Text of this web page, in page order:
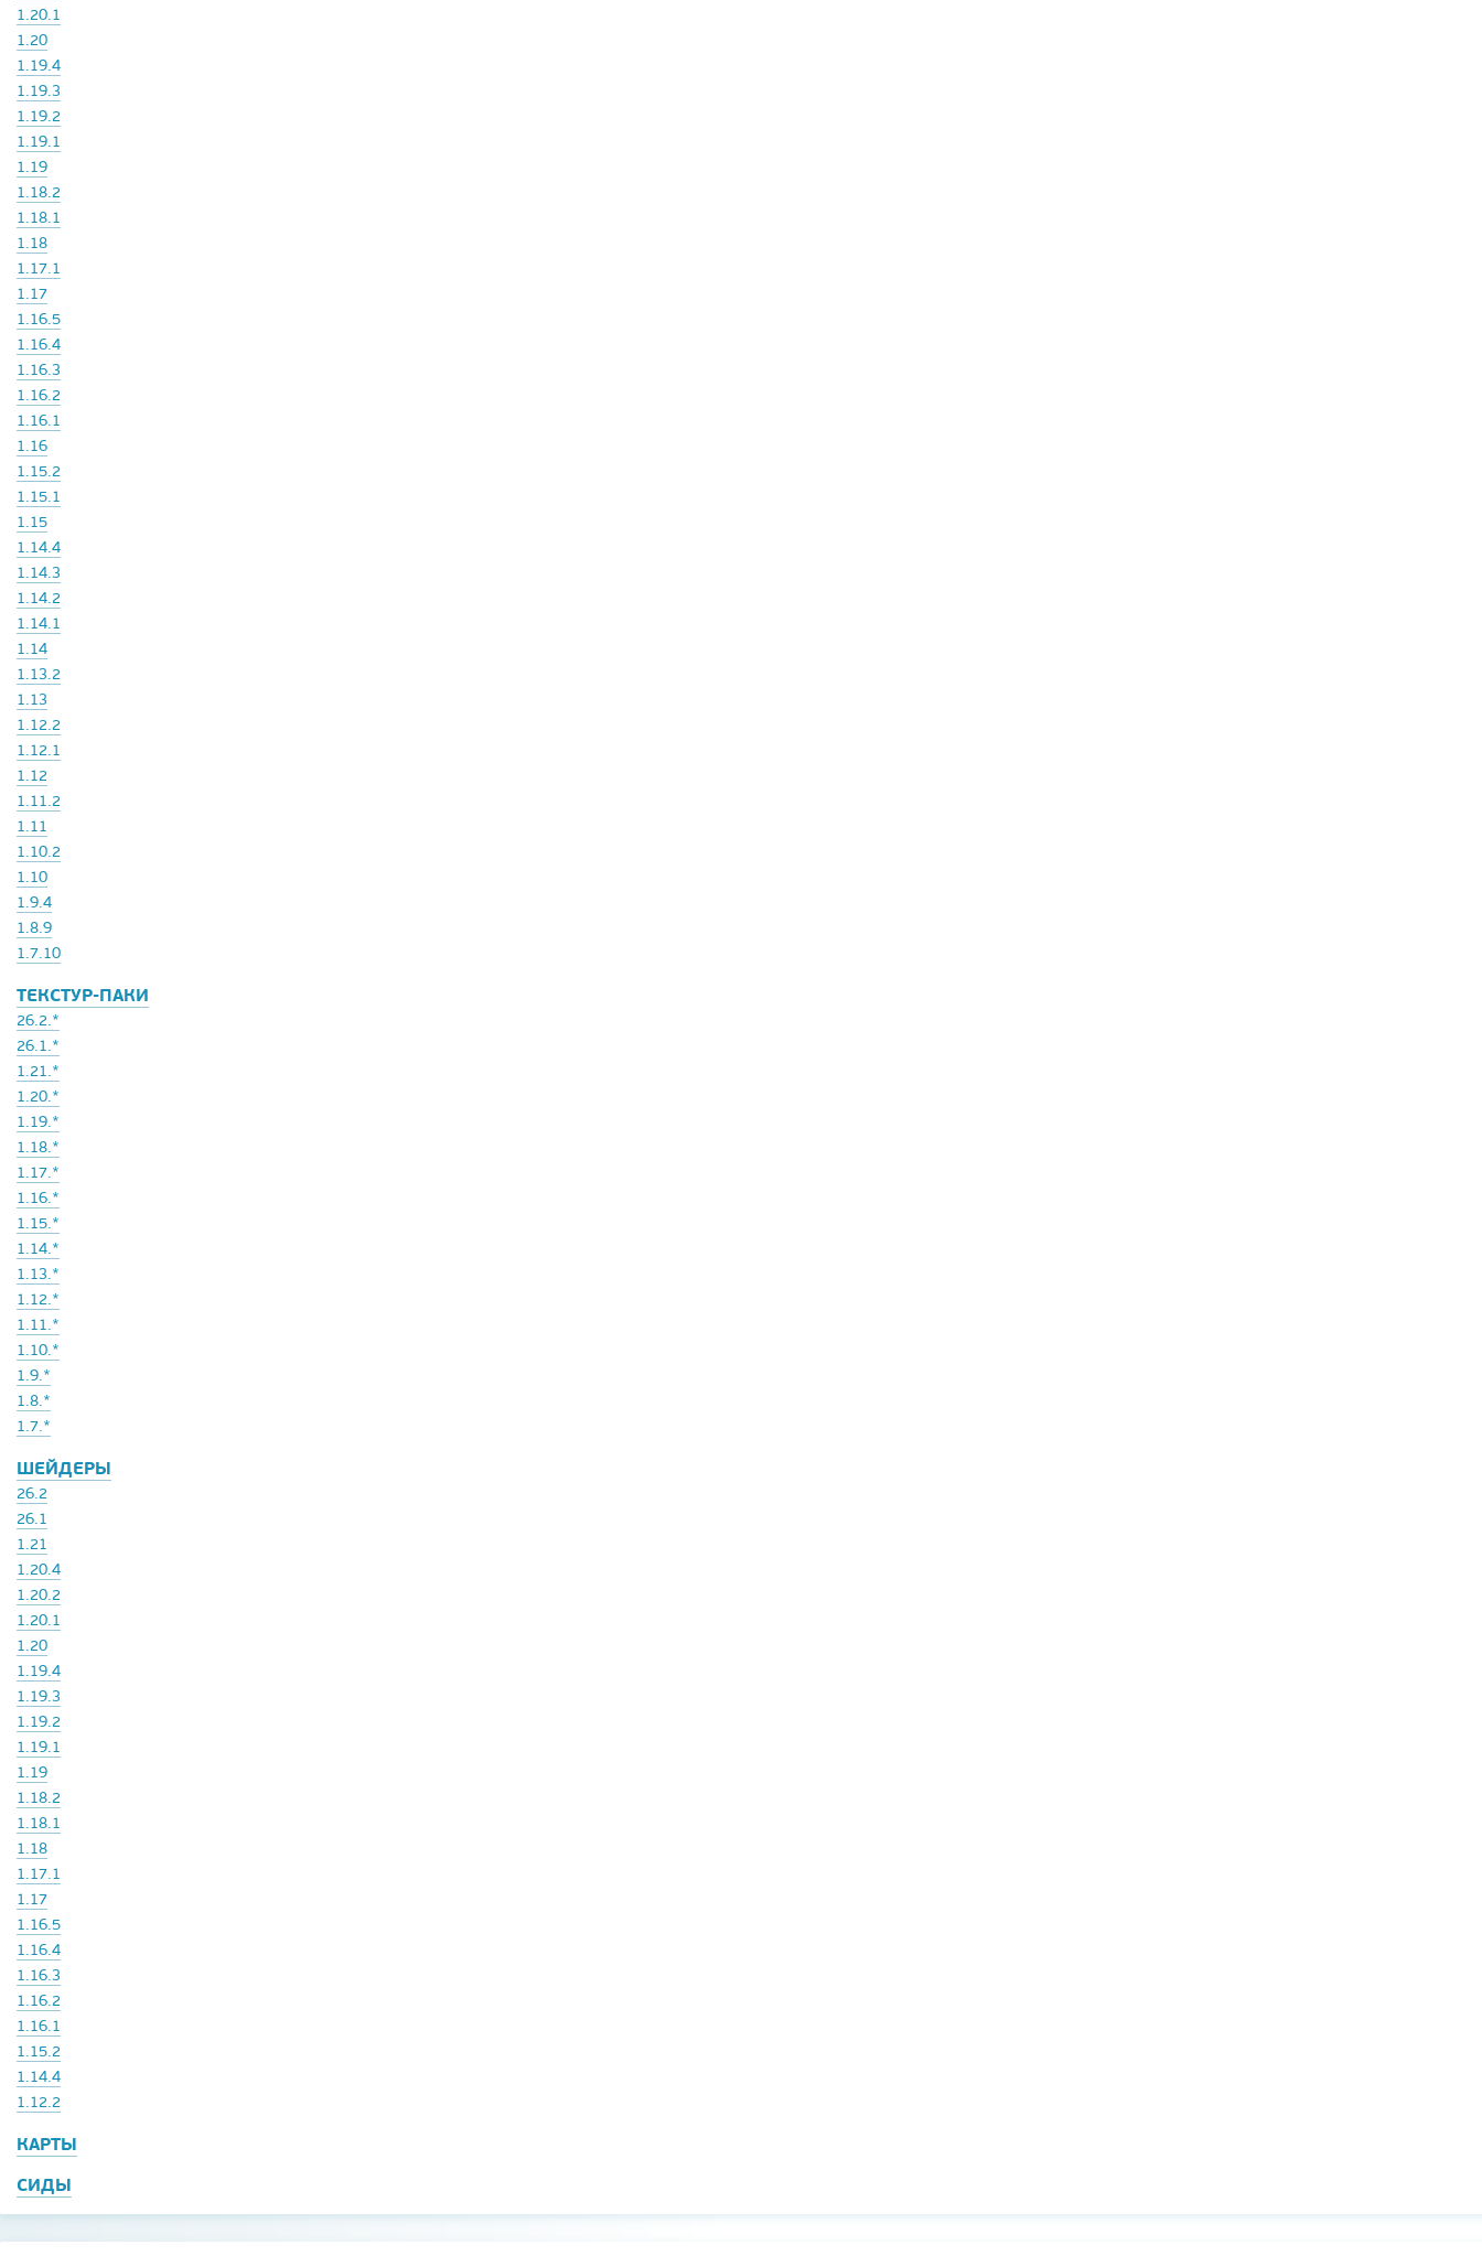
1.20.1
1.20
1.19.4
1.19.3
1.19.2
1.19.1
1.19
1.18.2
1.18.1
1.18
1.17.1
1.17
1.16.5
1.16.4
1.16.3
1.16.2
1.16.1
1.16
1.15.2
1.15.1
1.15
1.14.4
1.14.3
1.14.2
1.14.1
1.14
1.13.2
1.13
1.12.2
1.12.1
1.12
1.11.2
1.11
1.10.2
1.10
1.9.4
1.8.9
1.7.10
ТЕКСТУР-ПАКИ
26.2.*
26.1.*
1.21.*
1.20.*
1.19.*
1.18.*
1.17.*
1.16.*
1.15.*
1.14.*
1.13.*
1.12.*
1.11.*
1.10.*
1.9.*
1.8.*
1.7.*
ШЕЙДЕРЫ
26.2
26.1
1.21
1.20.4
1.20.2
1.20.1
1.20
1.19.4
1.19.3
1.19.2
1.19.1
1.19
1.18.2
1.18.1
1.18
1.17.1
1.17
1.16.5
1.16.4
1.16.3
1.16.2
1.16.1
1.15.2
1.14.4
1.12.2
КАРТЫ
СИДЫ